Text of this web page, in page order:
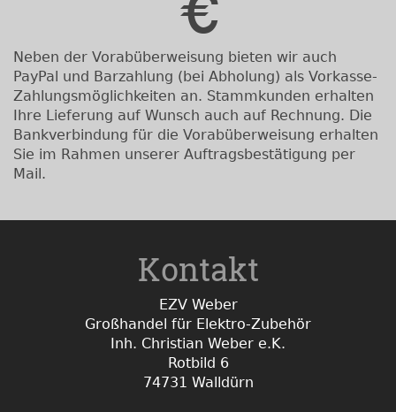
Neben der Vorabüberweisung bieten wir auch
PayPal und Barzahlung (bei Abholung) als Vorkasse-
Zahlungsmöglichkeiten an. Stammkunden erhalten
Ihre Lieferung auf Wunsch auch auf Rechnung. Die
Bankverbindung für die Vorabüberweisung erhalten
Sie im Rahmen unserer Auftragsbestätigung per
Mail.
Kontakt
EZV Weber
Großhandel für Elektro-Zubehör
Inh. Christian Weber e.K.
Rotbild 6
74731 Walldürn